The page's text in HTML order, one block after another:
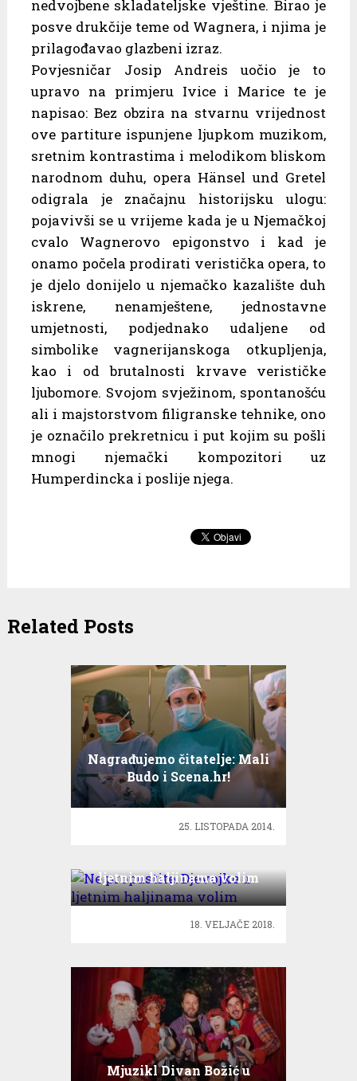
nedvojbene skladateljske vještine. Birao je
posve drukčije teme od Wagnera, i njima je
prilagođavao glazbeni izraz.
Povjesničar Josip Andreis uočio je to
upravo na primjeru Ivice i Marice te je
napisao: Bez obzira na stvarnu vrijednost
ove partiture ispunjene ljupkom muzikom,
sretnim kontrastima i melodikom bliskom
narodnom duhu, opera Hänsel und Gretel
odigrala je značajnu historijsku ulogu:
pojavivši se u vrijeme kada je u Njemačkoj
cvalo Wagnerovo epigonstvo i kad je
onamo počela prodirati veristička opera, to
je djelo donijelo u njemačko kazalište duh
iskrene, nenamještene, jednostavne
umjetnosti, podjednako udaljene od
simbolike vagnerijanskoga otkupljenja,
kao i od brutalnosti krvave verističke
ljubomore. Svojom svježinom, spontanošću
ali i majstorstvom filigranske tehnike, ono
je označilo prekretnicu i put kojim su pošli
mnogi njemački kompozitori uz
Humperdincka i poslije njega.
Related Posts
Nagrađujemo čitatelje: Mali
Budo i Scena.hr!
25. LISTOPADA 2014.
ljetnim haljinama volim
18. VELJAČE 2018.
Mjuzikl Divan Božić u